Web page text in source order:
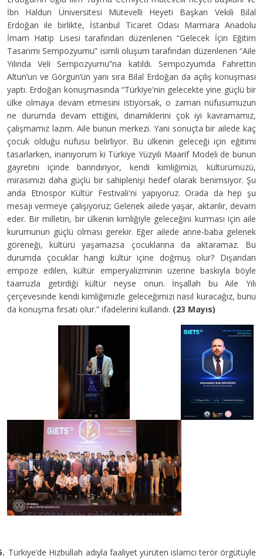
İbn Haldun Üniversitesi Mütevelli Heyeti Başkan Vekili Bilal
Erdoğan ile birlikte, İstanbul Ticaret Odası Marmara Anadolu
İmam Hatip Lisesi tarafından düzenlenen “Gelecek İçin Eğitim
Tasarımı Sempozyumu” isimli oluşum tarafından düzenlenen “Aile
Yılında Veli Sempozyumu”na katıldı. Sempozyumda Fahrettin
Altun’un ve Görgün’ün yanı sıra Bilal Erdoğan da açılış konuşması
yaptı. Erdoğan konuşmasında “Türkiye'nin gelecekte yine güçlü bir
ülke olmaya devam etmesini istiyorsak, o zaman nüfusumuzun
ne durumda devam ettiğini, dinamiklerini çok iyi kavramamız,
çalışmamız lazım. Aile bunun merkezi. Yani sonuçta bir ailede kaç
çocuk olduğu nüfusu belirliyor. Bu ülkenin geleceği için eğitimi
tasarlarken, inanıyorum ki Türkiye Yüzyılı Maarif Modeli de bunun
gayretini içinde barındırıyor, kendi kimliğimizi, kültürümüzü,
mirasımızı daha güçlü bir sahiplenişi hedef olarak benimsiyor. Şu
anda Etnospor Kültür Festivali'ni yapıyoruz. Orada da hep şu
mesajı vermeye çalışıyoruz; Gelenek ailede yaşar, aktarılır, devam
eder. Bir milletin, bir ülkenin kimliğiyle geleceğini kurması için aile
kurumunun güçlü olması gerekir. Eğer ailede anne-baba gelenek
göreneği, kültürü yaşamazsa çocuklarına da aktaramaz. Bu
durumda çocuklar hangi kültür içine doğmuş olur? Dışarıdan
empoze edilen, kültür emperyalizminin üzerine baskıyla böyle
taarruzla getirdiği kültür neyse onun. İnşallah bu Aile Yılı
çerçevesinde kendi kimliğimizle geleceğimizi nasıl kuracağız, bunu
da konuşma fırsatı olur.” ifadelerini kullandı. (23 Mayıs)
Türkiye’de Hizbullah adıyla faaliyet yürüten islamcı terör örgütüyle